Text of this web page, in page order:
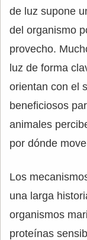
de luz supone
del organismo
provecho.
luz de forma
orientan con el
beneficiosos
animales
por dónde
Los
una larga
organismos
proteínas